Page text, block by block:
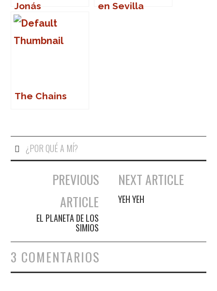
Jonás
en Sevilla
The Chains
¿POR QUÉ A MÍ?
Navegación de entradas
PREVIOUS
ARTICLE
EL PLANETA DE LOS
SIMIOS
NEXT ARTICLE
YEH YEH
3 COMENTARIOS